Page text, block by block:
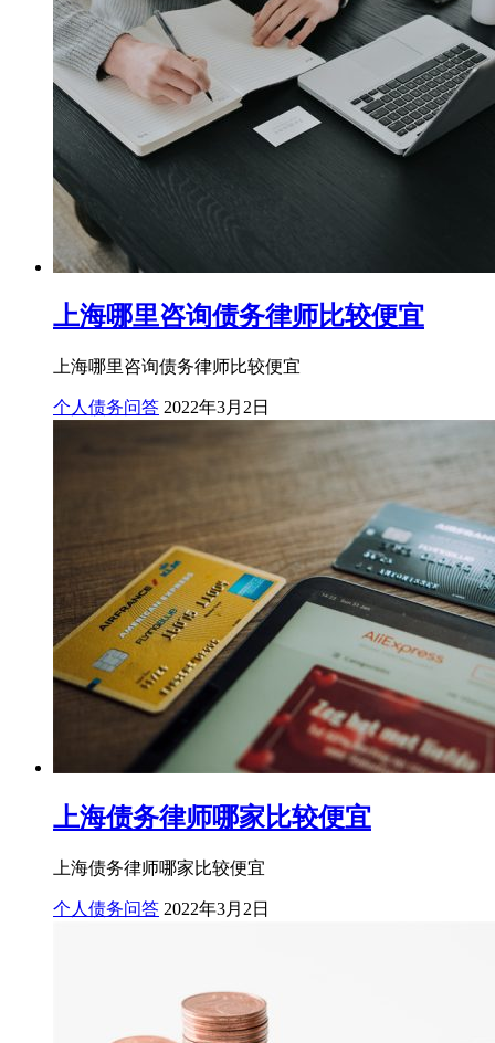
上海哪里咨询债务律师比较便宜
上海哪里咨询债务律师比较便宜
个人债务问答 2022年3月2日
上海债务律师哪家比较便宜
上海债务律师哪家比较便宜
个人债务问答 2022年3月2日